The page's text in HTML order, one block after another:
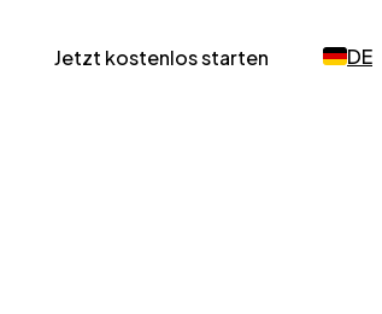
Jetzt kostenlos starten DE